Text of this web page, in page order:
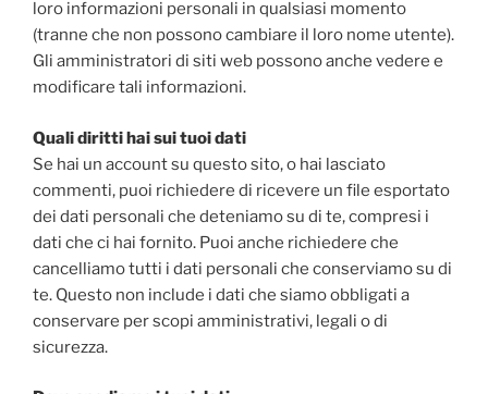
loro informazioni personali in qualsiasi momento
(tranne che non possono cambiare il loro nome utente).
Gli amministratori di siti web possono anche vedere e
modificare tali informazioni.
Quali diritti hai sui tuoi dati
Se hai un account su questo sito, o hai lasciato
commenti, puoi richiedere di ricevere un file esportato
dei dati personali che deteniamo su di te, compresi i
dati che ci hai fornito. Puoi anche richiedere che
cancelliamo tutti i dati personali che conserviamo su di
te. Questo non include i dati che siamo obbligati a
conservare per scopi amministrativi, legali o di
sicurezza.